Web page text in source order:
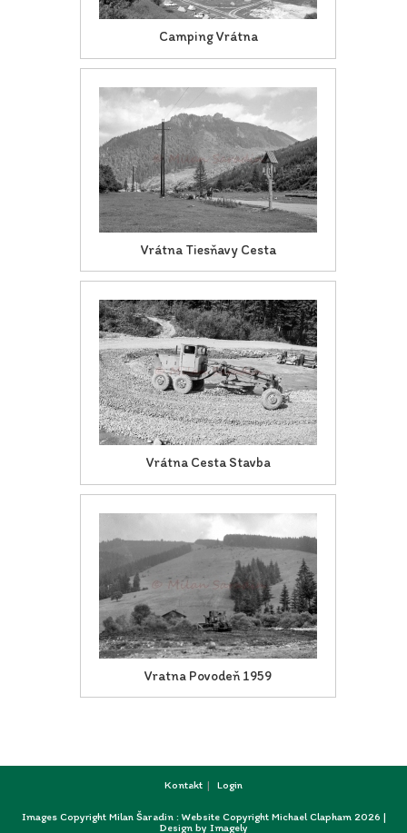
Camping Vrátna
Vrátna Tiesňavy Cesta
Vrátna Cesta Stavba
Vratna Povodeň 1959
Kontakt Login
Images Copyright Milan Šaradin : Website Copyright Michael Clapham 2026 |
Design by Imagely